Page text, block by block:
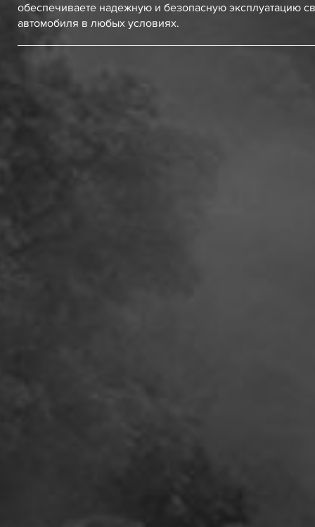
обеспечиваете надежную и безопасную эксплуатацию
автомобиля в любых условиях.